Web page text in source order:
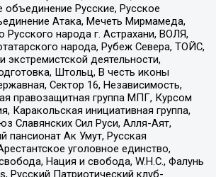
объединение Русские, Русское
Атака, Мечеть Мирмамеда,
народа г. Астрахани, ВОЛЯ,
народа, Рубеж Севера, ТОЙС,
экстремистской деятельности,
Штольц, В честь иконы
Сектор 16, Независимость,
правозащитная группа МПГ, Курсом
Каракольская инициативная группа,
Славянских Сил Руси, Алля-Аят,
пансионат Ак Умут, Русская
уголовное единство,
Нация и свобода, W.H.С., Фалунь
Русский Патриотический клуб-